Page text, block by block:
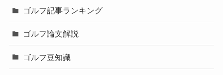
ゴルフ記事ランキング
ゴルフ論文解説
ゴルフ豆知識